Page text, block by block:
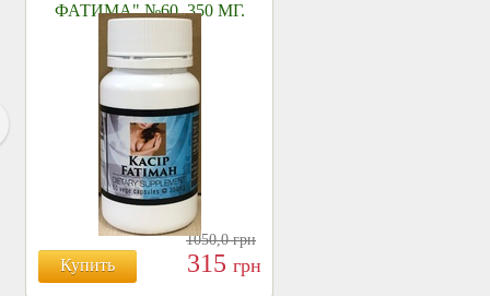
ФАТИМА" №60, 350 МГ.
Купить
1050,0грн
315 грн